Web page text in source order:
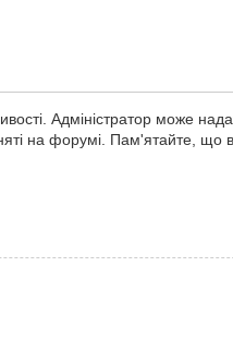
Адміністратор може
на форумі. Пам'ятайте,